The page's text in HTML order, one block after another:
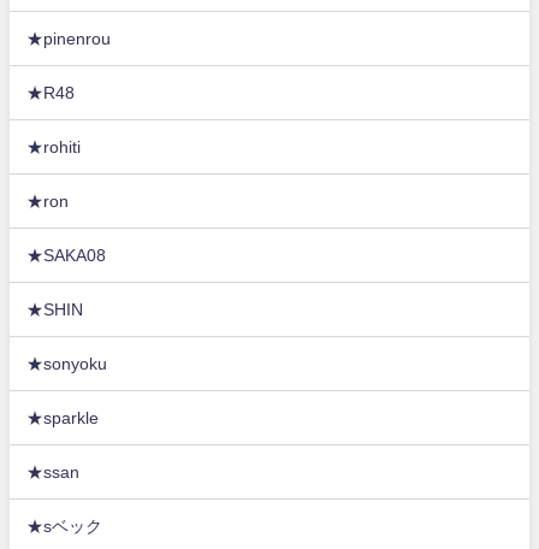
★pinenrou
★R48
★rohiti
★ron
★SAKA08
★SHIN
★sonyoku
★sparkle
★ssan
★sベック